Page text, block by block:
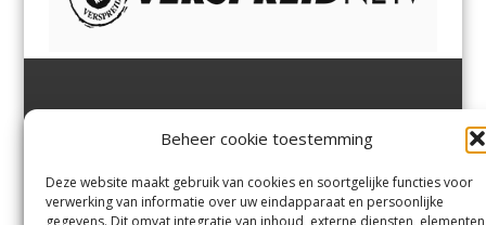
Beheer cookie toestemming
Deze website maakt gebruik van cookies en soortgelijke functies voor
verwerking van informatie over uw eindapparaat en persoonlijke
gegevens. Dit omvat integratie van inhoud, externe diensten, elementen
Margadantstraat 34
0255-533900
info@jutter.nlofinfo@hofgee
st.nl
Velserbroek,Velsen-Zuid,
Zuid,Driehuisen
Spaarnwoude.